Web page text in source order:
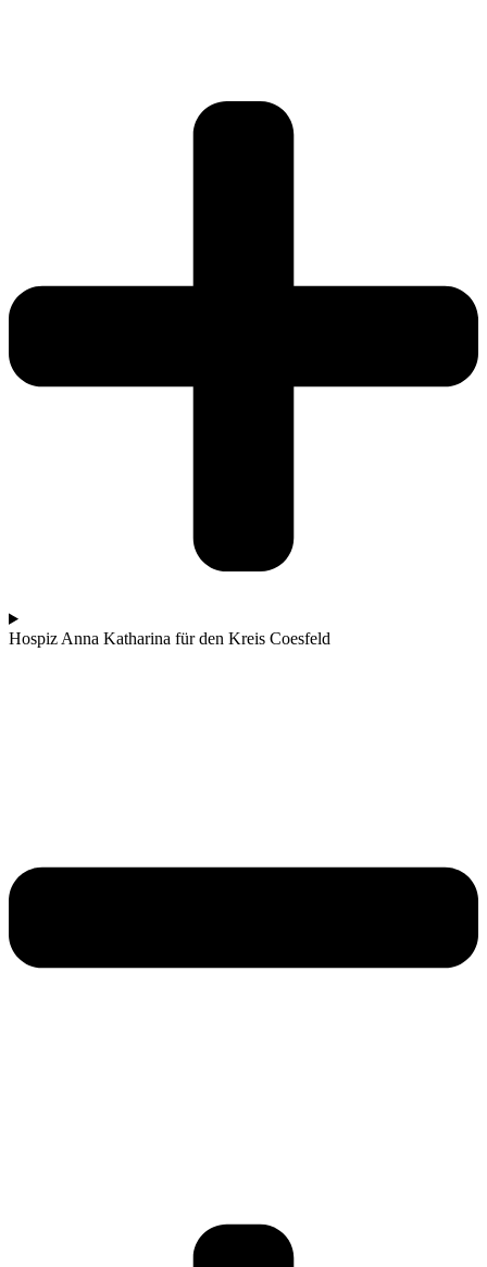
Hospiz Anna Katharina für den Kreis Coesfeld